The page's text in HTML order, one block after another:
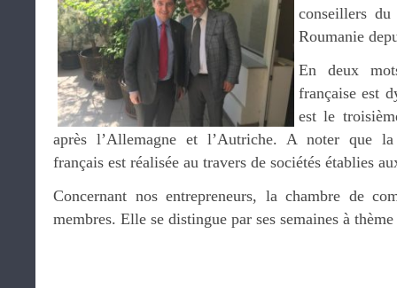
conseillers
Roumanie
En deux
française est
est le
après l’Allemagne et l’Autriche. A noter que la
français est réalisée au travers de sociétés établies
Concernant nos entrepreneurs, la chambre de
membres. Elle se distingue par ses semaines à